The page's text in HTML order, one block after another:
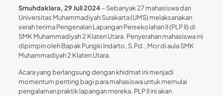
Smuhdaklara, 29 Juli 2024 – Sebanyak 27 mahasiswa dari
Universitas Muhammadiyah Surakarta (UMS) melaksanakan
serah terima Pengenalan Lapangan Persekolahan II (PLP II) di
SMK Muhammadiyah 2 Klaten Utara. Penyerahan mahasiswa ini
dipimpin oleh Bapak Pungki Indarto, S.Pd., Mor di aula SMK
Muhammadiyah 2 Klaten Utara.
Acara yang berlangsung dengan khidmat ini menjadi
momentum penting bagi para mahasiswa untuk memulai
pengalaman praktik lapangan mereka. PLP II ini akan